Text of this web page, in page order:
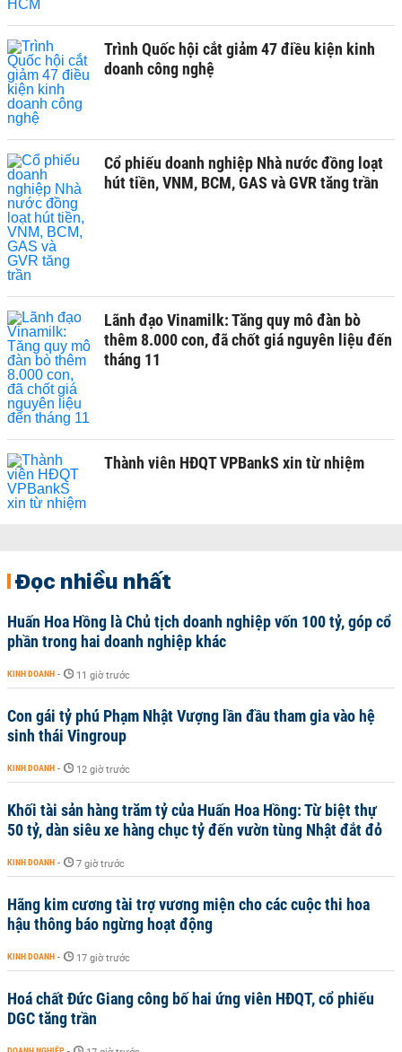
Trình Quốc hội cắt giảm 47 điều kiện kinh
doanh công nghệ
Cổ phiếu doanh nghiệp Nhà nước đồng loạt
hút tiền, VNM, BCM, GAS và GVR tăng trần
Lãnh đạo Vinamilk: Tăng quy mô đàn bò
thêm 8.000 con, đã chốt giá nguyên liệu đến
tháng 11
Thành viên HĐQT VPBankS xin từ nhiệm
Đọc nhiều nhất
Huấn Hoa Hồng là Chủ tịch doanh nghiệp vốn 100 tỷ, góp cổ
phần trong hai doanh nghiệp khác
KINH DOANH - 11 giờ trước
Con gái tỷ phú Phạm Nhật Vượng lần đầu tham gia vào hệ
sinh thái Vingroup
KINH DOANH - 12 giờ trước
Khối tài sản hàng trăm tỷ của Huấn Hoa Hồng: Từ biệt thự
50 tỷ, dàn siêu xe hàng chục tỷ đến vườn tùng Nhật đắt đỏ
KINH DOANH - 7 giờ trước
Hãng kim cương tài trợ vương miện cho các cuộc thi hoa
hậu thông báo ngừng hoạt động
KINH DOANH - 17 giờ trước
Hoá chất Đức Giang công bố hai ứng viên HĐQT, cổ phiếu
DGC tăng trần